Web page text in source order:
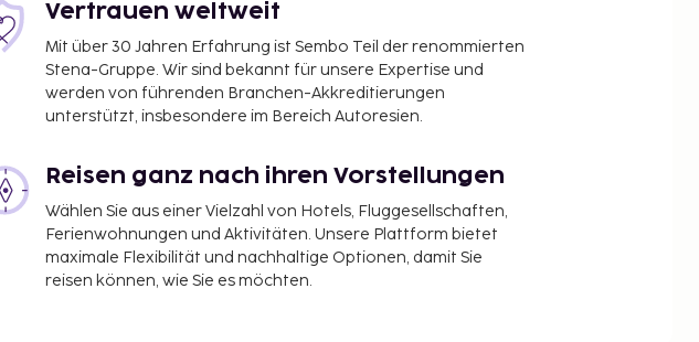
Vertrauen weltweit
Mit über 30 Jahren Erfahrung ist Sembo Teil der renommierten
Stena-Gruppe. Wir sind bekannt für unsere Expertise und
werden von führenden Branchen-Akkreditierungen
unterstützt, insbesondere im Bereich Autoresien.
Reisen ganz nach ihren Vorstellungen
Wählen Sie aus einer Vielzahl von Hotels, Fluggesellschaften,
Ferienwohnungen und Aktivitäten. Unsere Plattform bietet
maximale Flexibilität und nachhaltige Optionen, damit Sie
reisen können, wie Sie es möchten.